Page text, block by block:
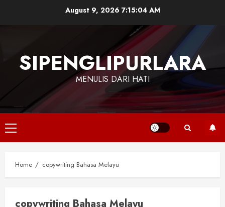
August 9, 2026 7:15:04 AM
SIPENGLIPURLARA
MENULIS DARI HATI
Primary
Menu
Home copywriting Bahasa Melayu
copywriting Bahasa Melayu